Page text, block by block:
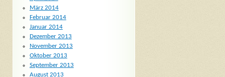
März 2014
Februar 2014
Januar 2014
Dezember 2013
November 2013
Oktober 2013
September 2013
August 2013